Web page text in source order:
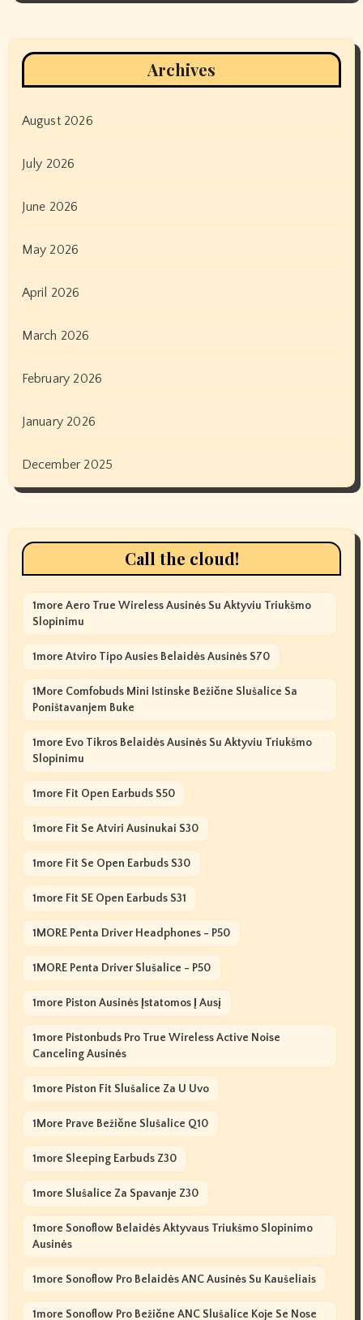
Archives
August 2026
July 2026
June 2026
May 2026
April 2026
March 2026
February 2026
January 2026
December 2025
Call the cloud!
1more Aero True Wireless Ausinės Su Aktyviu Triukšmo
Slopinimu
1more Atviro Tipo Ausies Belaidės Ausinės S70
1More Comfobuds Mini Istinske Bežične Slušalice Sa
Poništavanjem Buke
1more Evo Tikros Belaidės Ausinės Su Aktyviu Triukšmo
Slopinimu
1more Fit Open Earbuds S50
1more Fit Se Atviri Ausinukai S30
1more Fit Se Open Earbuds S30
1more Fit SE Open Earbuds S31
1MORE Penta Driver Headphones - P50
1MORE Penta Driver Slušalice - P50
1more Piston Ausinės Įstatomos Į Ausį
1more Pistonbuds Pro True Wireless Active Noise
Canceling Ausinės
1more Piston Fit Slušalice Za U Uvo
1More Prave Bežične Slušalice Q10
1more Sleeping Earbuds Z30
1more Slušalice Za Spavanje Z30
1more Sonoflow Belaidės Aktyvaus Triukšmo Slopinimo
Ausinės
1more Sonoflow Pro Belaidės ANC Ausinės Su Kaušeliais
1more Sonoflow Pro Bežične ANC Slušalice Koje Se Nose